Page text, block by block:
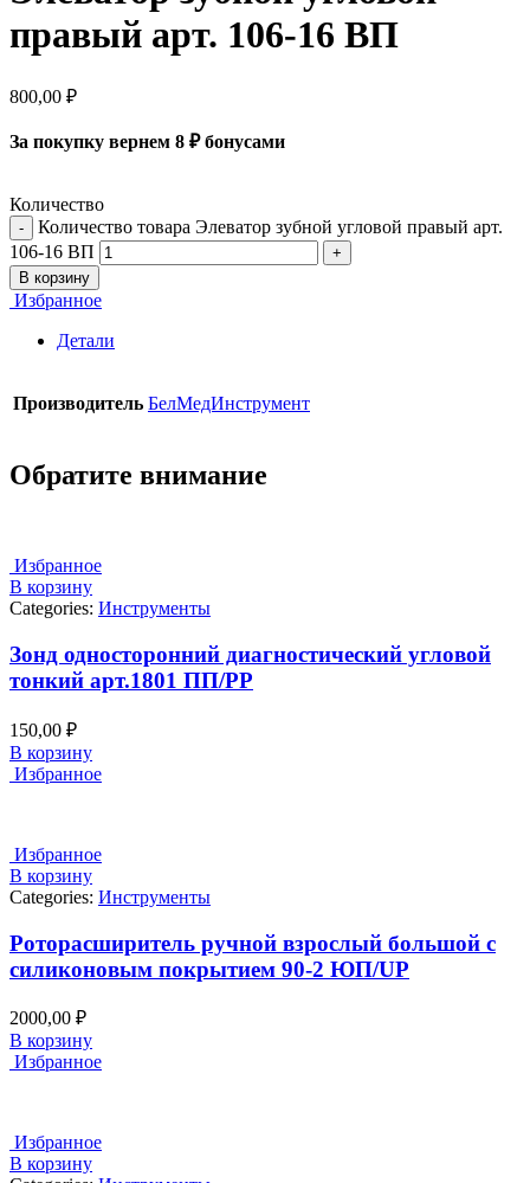
правый арт. 106-16 ВП
800,00 ₽
За покупку вернем 8 ₽ бонусами
Количество
Количество товара Элеватор зубной угловой правый арт.
106-16 ВП
В корзину
Избранное
Детали
Производитель БелМедИнструмент
Обратите внимание
Избранное
В корзину
Categories: Инструменты
Зонд односторонний диагностический угловой
тонкий арт.1801 ПП/PP
150,00 ₽
В корзину
Избранное
Избранное
В корзину
Categories: Инструменты
Роторасширитель ручной взрослый большой с
силиконовым покрытием 90-2 ЮП/UP
2000,00 ₽
В корзину
Избранное
Избранное
В корзину